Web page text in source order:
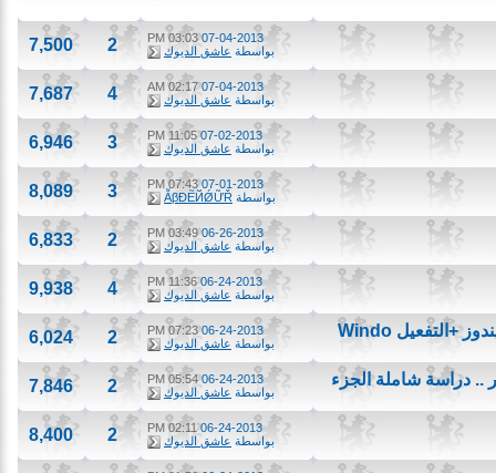
07-04-2013
03:03 PM
بواسطةعاشق الديوك 2
7,500
07-04-2013
02:17 AM
بواسطةعاشق الديوك 4
7,687
07-02-2013
11:05 PM
بواسطةعاشق الديوك 3
6,946
07-01-2013
07:43 PM
بواسطةẪβĐẼЙǾỮŘ
3
8,089
06-26-2013
03:49 PM
بواسطةعاشق الديوك 2
6,833
06-24-2013
11:36 PM
بواسطةعاشق الديوك 4
9,938
06-24-2013
07:23 PM
بواسطةعاشق الديوك 2
6,024
دراسة شاملة الجزء 06-24-2013
05:54 PM
بواسطةعاشق الديوك 2
7,846
06-24-2013
02:11 PM
بواسطةعاشق الديوك 2
8,400